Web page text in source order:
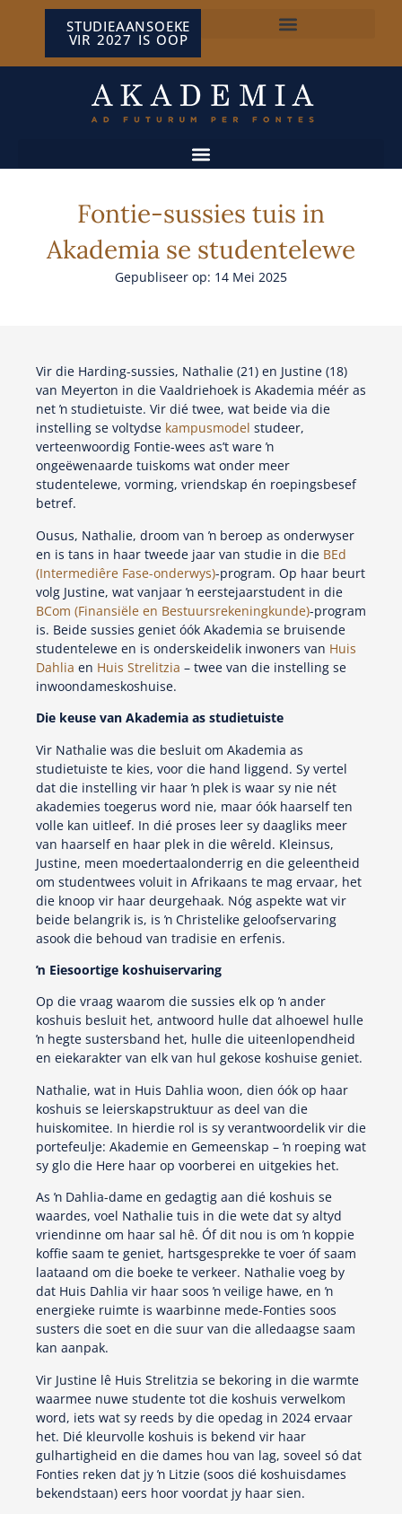
STUDIEAANSOEKE
VIR 2027 IS OOP
Fontie-sussies tuis in
Akademia se studentelewe
Gepubliseer op: 14 Mei 2025
Vir die Harding-sussies, Nathalie (21) en Justine (18)
van Meyerton in die Vaaldriehoek is Akademia méér as
net ŉ studietuiste. Vir dié twee, wat beide via die
instelling se voltydse kampusmodel studeer,
verteenwoordig Fontie-wees as’t ware ŉ
ongeëwenaarde tuiskoms wat onder meer
studentelewe, vorming, vriendskap én roepingsbesef
betref.
Ousus, Nathalie, droom van ŉ beroep as onderwyser
en is tans in haar tweede jaar van studie in die BEd
(Intermediêre Fase-onderwys)-program. Op haar beurt
volg Justine, wat vanjaar ŉ eerstejaarstudent in die
BCom (Finansiële en Bestuursrekeningkunde)-program
is. Beide sussies geniet óók Akademia se bruisende
studentelewe en is onderskeidelik inwoners van Huis
Dahlia en Huis Strelitzia – twee van die instelling se
inwoondameskoshuise.
Die keuse van Akademia as studietuiste
Vir Nathalie was die besluit om Akademia as
studietuiste te kies, voor die hand liggend. Sy vertel
dat die instelling vir haar ŉ plek is waar sy nie nét
akademies toegerus word nie, maar óók haarself ten
volle kan uitleef. In dié proses leer sy daagliks meer
van haarself en haar plek in die wêreld. Kleinsus,
Justine, meen moedertaalonderrig en die geleentheid
om studentwees voluit in Afrikaans te mag ervaar, het
die knoop vir haar deurgehaak. Nóg aspekte wat vir
beide belangrik is, is ŉ Christelike geloofservaring
asook die behoud van tradisie en erfenis.
ŉ Eiesoortige koshuiservaring
Op die vraag waarom die sussies elk op ŉ ander
koshuis besluit het, antwoord hulle dat alhoewel hulle
ŉ hegte sustersband het, hulle die uiteenlopendheid
en eiekarakter van elk van hul gekose koshuise geniet.
Nathalie, wat in Huis Dahlia woon, dien óók op haar
koshuis se leierskapstruktuur as deel van die
huiskomitee. In hierdie rol is sy verantwoordelik vir die
portefeulje: Akademie en Gemeenskap – ŉ roeping wat
sy glo die Here haar op voorberei en uitgekies het.
As ŉ Dahlia-dame en gedagtig aan dié koshuis se
waardes, voel Nathalie tuis in die wete dat sy altyd
vriendinne om haar sal hê. Óf dit nou is om ŉ koppie
koffie saam te geniet, hartsgesprekke te voer óf saam
laataand om die boeke te verkeer. Nathalie voeg by
dat Huis Dahlia vir haar soos ŉ veilige hawe, en ŉ
energieke ruimte is waarbinne mede-Fonties soos
susters die soet en die suur van die alledaagse saam
kan aanpak.
Vir Justine lê Huis Strelitzia se bekoring in die warmte
waarmee nuwe studente tot die koshuis verwelkom
word, iets wat sy reeds by die opedag in 2024 ervaar
het. Dié kleurvolle koshuis is bekend vir haar
gulhartigheid en die dames hou van lag, soveel só dat
Fonties reken dat jy ŉ Litzie (soos dié koshuisdames
bekendstaan) eers hoor voordat jy haar sien.